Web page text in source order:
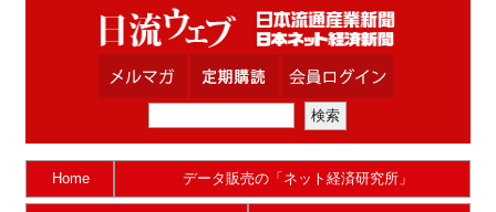
Home データ販売の「ネット経済研究所」